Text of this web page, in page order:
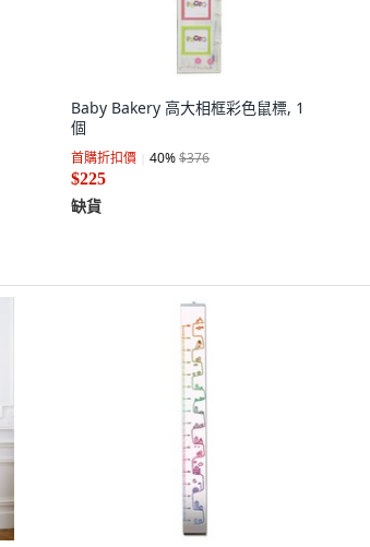
Baby Bakery 高大相框彩色鼠標, 1
個
首購折扣價 40%$376
$225
缺貨